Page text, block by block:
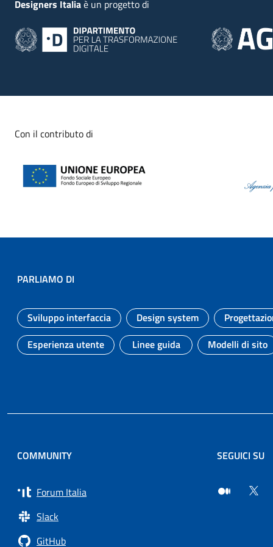
Designers Italiaè un progetto di
Con il contributo di
PARLIAMO DI
Argomento:
Sviluppo interfaccia
Argomento:
Design system
Argomento:
Esperienza utente
Argomento:
Linee guida Modelli di sito
COMMUNITY
Forum Italia
Slack
GitHub
SEGUICI SU